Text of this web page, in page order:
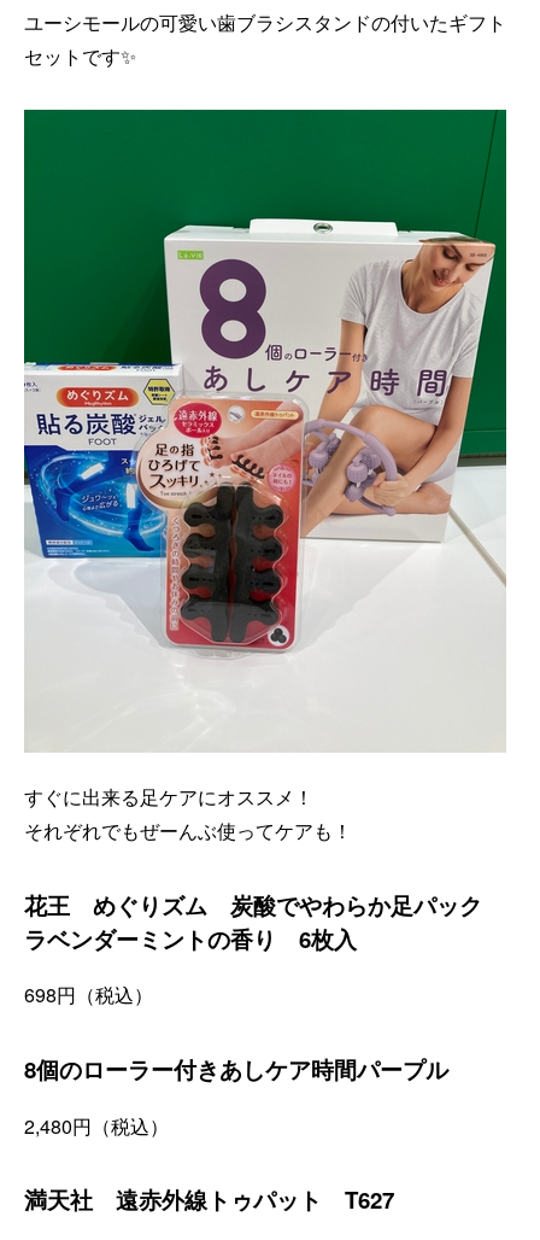
ユーシモールの可愛い歯ブラシスタンドの付いたギフト
セットです✨
すぐに出来る足ケアにオススメ！
それぞれでもぜーんぶ使ってケアも！
花王 めぐりズム 炭酸でやわらか足パック
ラベンダーミントの香り 6枚入
698円（税込）
8個のローラー付きあしケア時間パープル
2,480円（税込）
満天社 遠赤外線トゥパット T627